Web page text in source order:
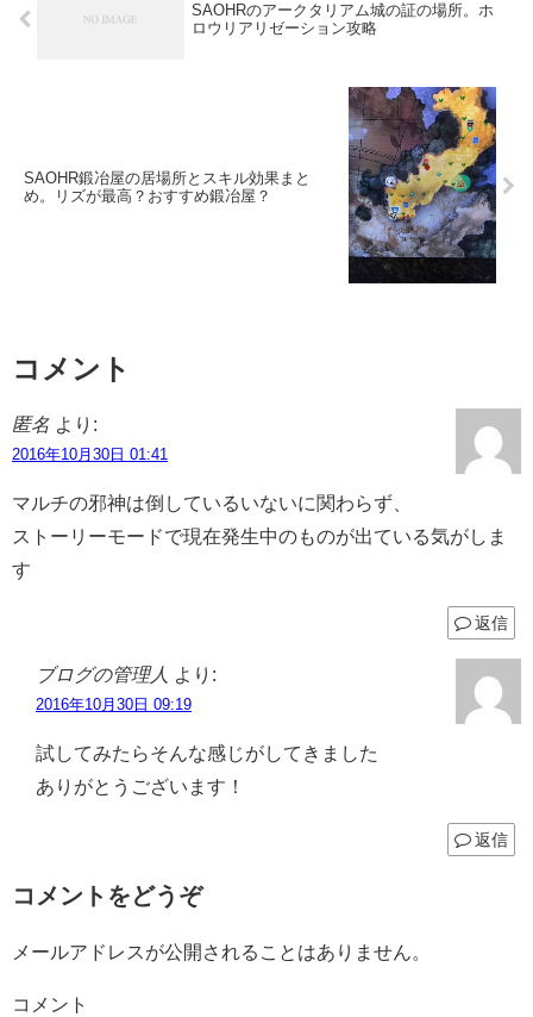
SAOHRのアークタリアム城の証の場所。ホ
ロウリアリゼーション攻略
SAOHR鍛冶屋の居場所とスキル効果まと
め。リズが最高？おすすめ鍛冶屋？
コメント
匿名 より:
2016年10月30日 01:41
マルチの邪神は倒しているいないに関わらず、
ストーリーモードで現在発生中のものが出ている気がしま
す
返信
ブログの管理人 より:
2016年10月30日 09:19
試してみたらそんな感じがしてきました
ありがとうございます！
返信
コメントをどうぞ
メールアドレスが公開されることはありません。
コメント